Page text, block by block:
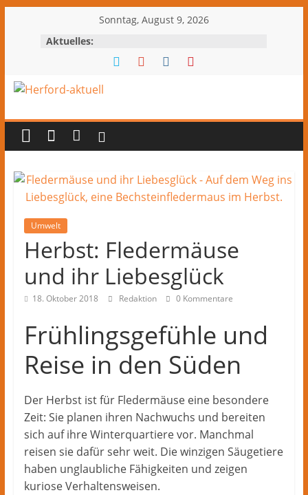
springen
Sonntag, August 9, 2026
Aktuelles:
Herford-
aktuell
Nachrichten
und
Herford
und
dem
Kreis
lokale
Nachrichten
und
aus
Herford
im
Kreis
Herford
Umwelt
Herbst: Fledermäuse
und ihr Liebesglück
18. Oktober 2018 Redaktion 0 Kommentare
Frühlingsgefühle und
Reise in den Süden
Der Herbst ist für Fledermäuse eine besondere
Zeit: Sie planen ihren Nachwuchs und bereiten
sich auf ihre Winterquartiere vor. Manchmal
reisen sie dafür sehr weit. Die winzigen Säugetiere
haben unglaubliche Fähigkeiten und zeigen
kuriose Verhaltensweisen.